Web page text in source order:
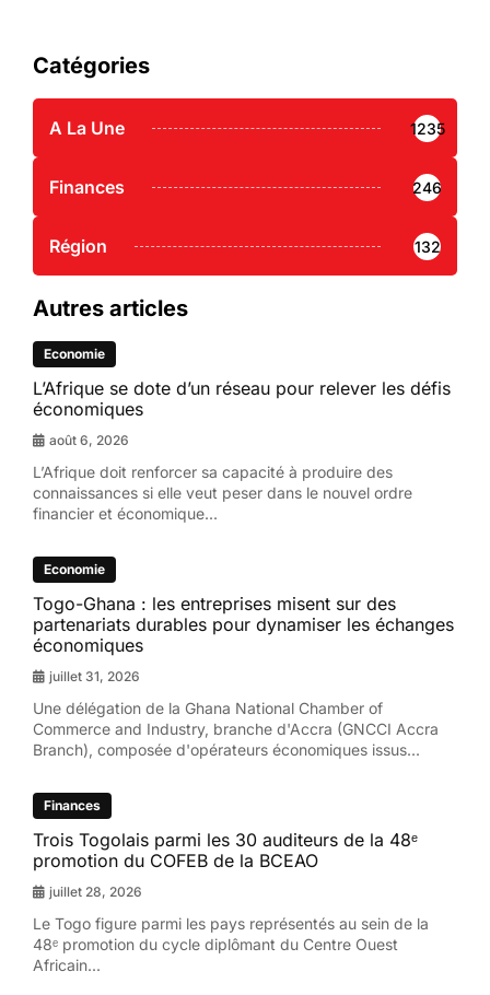
Catégories
A La Une 1235
Finances 246
Région 132
Autres articles
Economie
L’Afrique se dote d’un réseau pour relever les défis
économiques
août 6, 2026
L’Afrique doit renforcer sa capacité à produire des
connaissances si elle veut peser dans le nouvel ordre
financier et économique...
Economie
Togo-Ghana : les entreprises misent sur des
partenariats durables pour dynamiser les échanges
économiques
juillet 31, 2026
Une délégation de la Ghana National Chamber of
Commerce and Industry, branche d'Accra (GNCCI Accra
Branch), composée d'opérateurs économiques issus...
Finances
Trois Togolais parmi les 30 auditeurs de la 48ᵉ
promotion du COFEB de la BCEAO
juillet 28, 2026
Le Togo figure parmi les pays représentés au sein de la
48ᵉ promotion du cycle diplômant du Centre Ouest
Africain...